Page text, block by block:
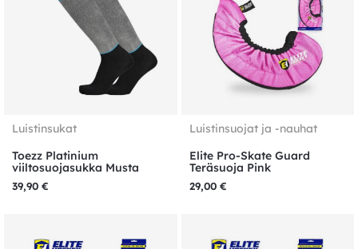
Luistinsukat
Toezz Platinium
viiltosuojasukka Musta
39,90 €
Luistinsuojat ja -nauhat
Elite Pro-Skate Guard
Teräsuoja Pink
29,00 €